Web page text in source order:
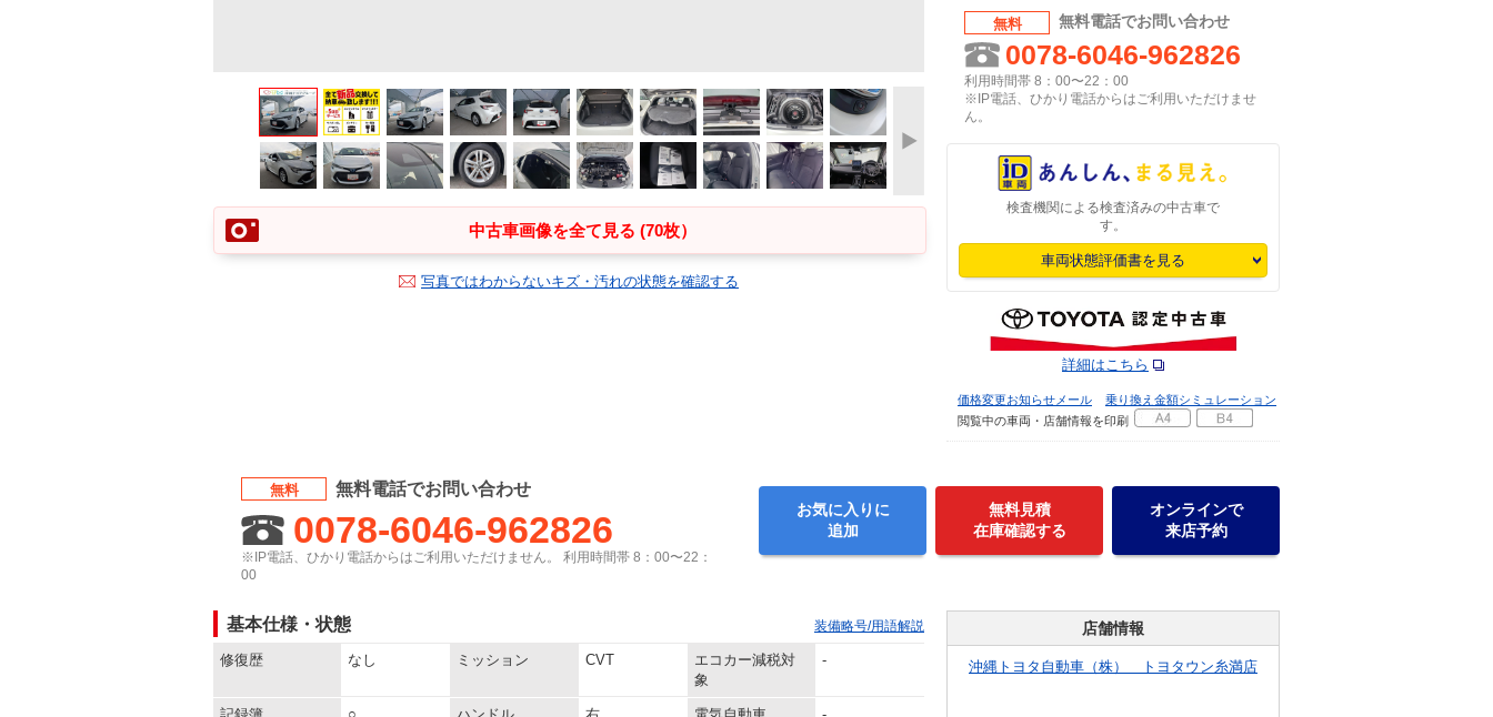
中古車画像を全て見る (70枚）
写真ではわからないキズ・汚れの状態を確認する
無料 無料電話でお問い合わせ
0078-6046-962826
利用時間帯 8：00〜22：00
※IP電話、ひかり電話からはご利用いただけませ
ん。
検査機関による検査済みの中古車で
す。
車両状態評価書を見る
詳細はこちら
価格変更お知らせメール
乗り換え金額シミュレーション
閲覧中の車両・店舗情報を印刷
無料 無料電話でお問い合わせ
0078-6046-962826
※IP電話、ひかり電話からはご利用いただけません。 利用時間帯 8：00〜22：
00
お気に入りに
追加
無料見積
在庫確認する
オンラインで
来店予約
基本仕様・状態 装備略号/用語解説
修復歴 なし ミッション CVT
エコカー減税対
象
-
記録簿 ○ ハンドル 右
電気自動車
-
店舗情報
沖縄トヨタ自動車（株） トヨタウン糸満店